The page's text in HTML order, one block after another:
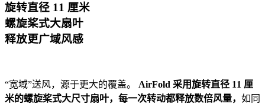
旋转直径 11 厘米
螺旋桨式大扇叶
释放更广域风感
“宽域”送风，源于更大的覆盖。 AirFold 采用旋转直径 11 厘
米的螺旋桨式大尺寸扇叶，每一次转动都释放数倍风量， 如同